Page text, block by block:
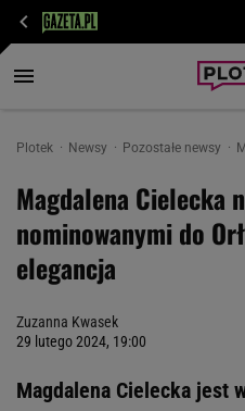
Plotek Newsy Pozostałe newsy
Magdalena Cielecka
nominowanymi do
elegancja
Zuzanna Kwasek
29 lutego 2024, 19:00
Magdalena Cielecka jest